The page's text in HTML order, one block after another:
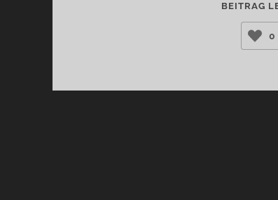
BEITRAG
0